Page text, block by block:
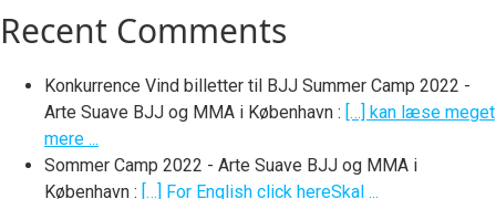
Recent Comments
Konkurrence Vind billetter til BJJ Summer Camp 2022 -
Arte Suave BJJ og MMA i København : […] kan læse meget
mere ...
Sommer Camp 2022 - Arte Suave BJJ og MMA i
København : […] For English click hereSkal ...